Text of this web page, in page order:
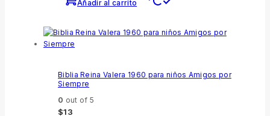
Añadir al carrito
Biblia Reina Valera 1960 para niños Amigos por
Siempre
0 out of 5
$13